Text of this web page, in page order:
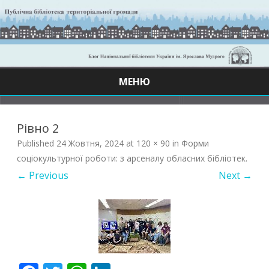
МЕНЮ
Рівно 2
Published 24 Жовтня, 2024 at 120 × 90 in Форми
соціокультурної роботи: з арсеналу обласних бібліотек.
← Previous Next →